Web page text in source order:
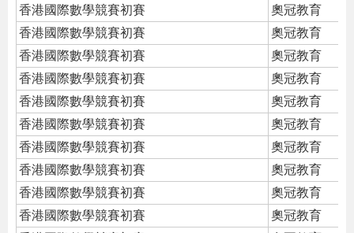
香港國際數學競賽初賽
奧冠教育
香港國際數學競賽初賽
奧冠教育
香港國際數學競賽初賽
奧冠教育
香港國際數學競賽初賽
奧冠教育
香港國際數學競賽初賽
奧冠教育
香港國際數學競賽初賽
奧冠教育
香港國際數學競賽初賽
奧冠教育
香港國際數學競賽初賽
奧冠教育
香港國際數學競賽初賽
奧冠教育
香港國際數學競賽初賽
奧冠教育